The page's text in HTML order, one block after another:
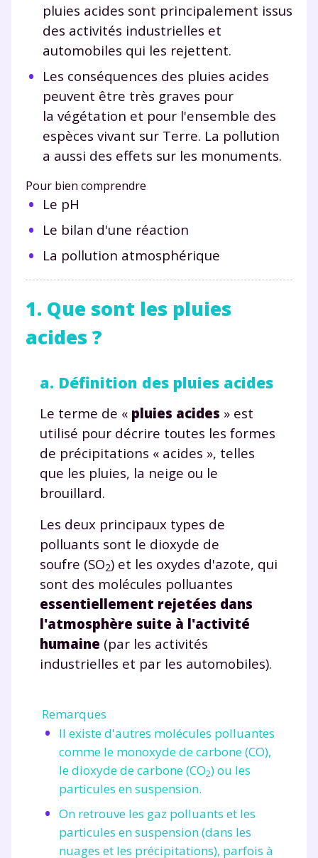
pluies acides sont principalement issus
des activités industrielles et
automobiles qui les rejettent.
Les conséquences des pluies acides
peuvent être très graves pour
la végétation et pour l'ensemble des
espèces vivant sur Terre. La pollution
a aussi des effets sur les monuments.
Pour bien comprendre
Le pH
Le bilan d'une réaction
La pollution atmosphérique
1. Que sont les pluies
acides ?
a. Définition des pluies acides
Le terme de « pluies acides » est
utilisé pour décrire toutes les formes
de précipitations « acides », telles
que les pluies, la neige ou le
brouillard.
Les deux principaux types de
polluants sont le dioxyde de
soufre (SO2) et les oxydes d'azote, qui
sont des molécules polluantes
essentiellement rejetées dans
l'atmosphère suite à l'activité
humaine (par les activités
industrielles et par les automobiles).
Remarques
Il existe d'autres molécules polluantes
comme le monoxyde de carbone (CO),
le dioxyde de carbone (CO2) ou les
particules en suspension.
On retrouve les gaz polluants et les
particules en suspension (dans les
nuages et les précipitations), parfois à